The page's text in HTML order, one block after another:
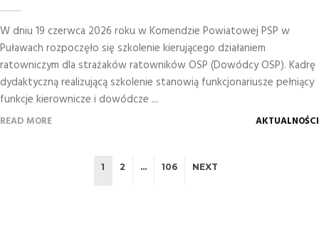
W dniu 19 czerwca 2026 roku w Komendzie Powiatowej PSP w
Puławach rozpoczęło się szkolenie kierującego działaniem
ratowniczym dla strażaków ratowników OSP (Dowódcy OSP). Kadrę
dydaktyczną realizującą szkolenie stanowią funkcjonariusze pełniący
funkcje kierownicze i dowódcze ...
READ MORE AKTUALNOŚCI
1 2 … 106 NEXT